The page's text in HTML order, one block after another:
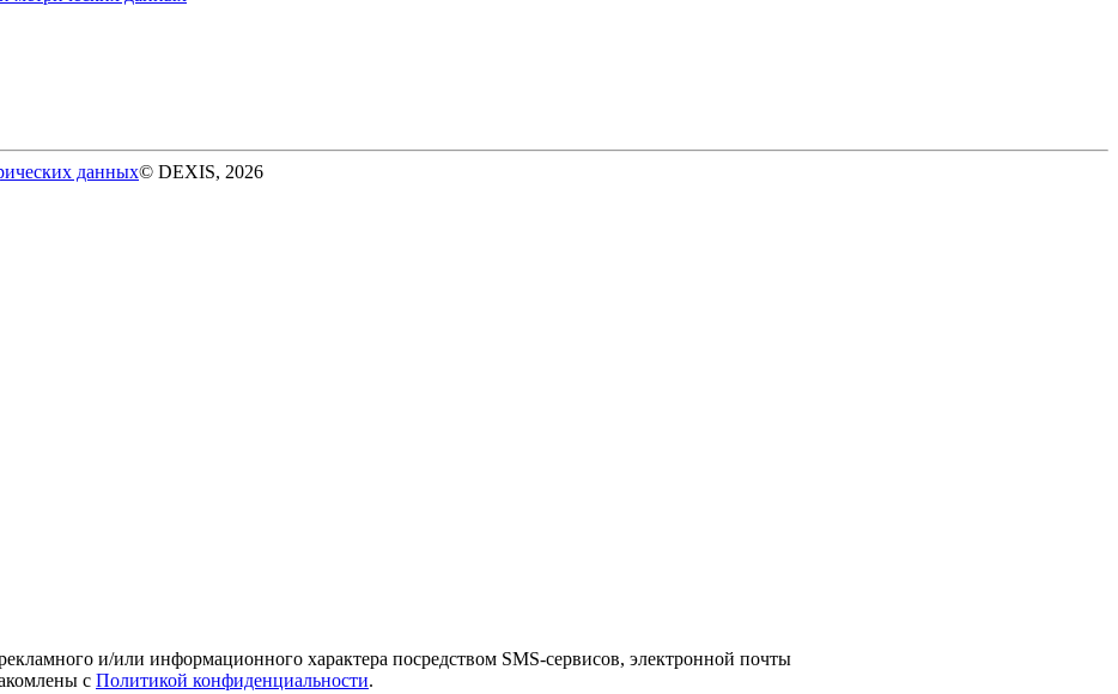
данных© DEXIS, 2026
и/или информационного характера посредством SMS-сервисов, электронной почты
с Политикой конфиденциальности.